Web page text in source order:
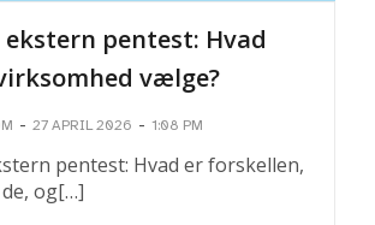
pentest: Hvad
vælge?
- 27 APRIL 2026 - 1:08 PM
pentest: Hvad er forskellen,
og[…]